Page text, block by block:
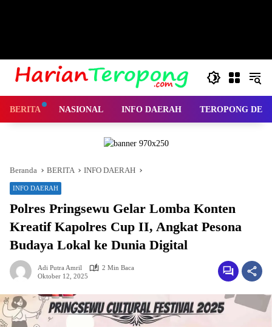
BERITA NASIONAL INFO DAERAH TEROPONG
Beranda BERITA INFO DAERAH
INFO DAERAH
Polres Pringsewu Gelar Lomba Konten
Kreatif Kapolres Cup II, Angkat Pesona
Budaya Lokal ke Dunia Digital
Adi Putra Amril
2 Min Baca
Oktober 12, 2025